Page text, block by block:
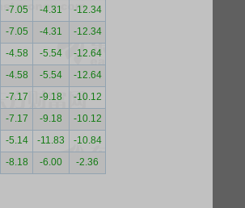
-7.05 -4.31
-12.34
-7.05 -4.31
-12.34
-4.58 -5.54
-12.64
-4.58 -5.54
-12.64
-7.17 -9.18
-10.12
-7.17 -9.18
-10.12
-5.14 -11.83
-10.84
-8.18 -6.00 -2.36